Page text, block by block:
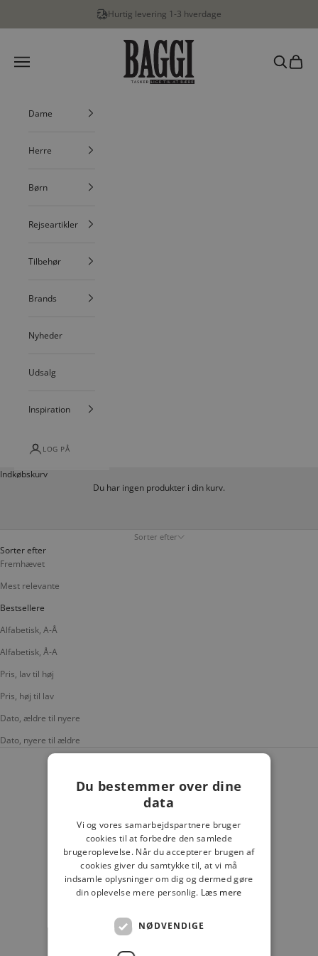
Hurtig levering 1-3 hverdage
BAGGI
Menu
Søg
Dame
Herre
Børn
Rejseartikler
Tilbehør
Brands
Nyheder
Udsalg
Inspiration
LOG PÅ
Indkøbskurv
Du har ingen produkter i din kurv.
Sorter efter
Sorter efter
Fremhævet
Mest relevante
Bestsellere
Alfabetisk, A-Å
Alfabetisk, Å-A
Pris, lav til høj
Pris, høj til lav
Dato, ældre til nyere
Dato, nyere til ældre
Du bestemmer over dine
data
Vi og vores samarbejdspartnere bruger
cookies til at forbedre den samlede
brugeroplevelse. Når du accepterer brugen af
cookies giver du samtykke til, at vi må
indsamle oplysninger om dig og dermed gøre
din oplevelse mere personlig. Læs mere
NØDVENDIGE